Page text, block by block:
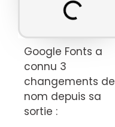
Google Fonts a
connu 3
changements de
nom depuis sa
sortie :